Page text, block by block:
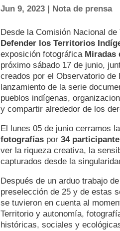
Jun 9, 2023 | Nota de prensa
Desde la Comisión Nacional
Defender los Territorios
exposición fotográfica Miradas
próximo sábado 17 de junio,
creados por el Observatorio
lanzamiento de la serie
pueblos indígenas,
y compartir alrededor de los
El lunes 05 de junio cerramos
fotografías por34
ver la riqueza creativa, la
capturados desde la
Después de un arduo trabajo
preselección de 25 y de estas
se tuvieron en cuenta al
Territorio y autonomía,
históricas, sociales y